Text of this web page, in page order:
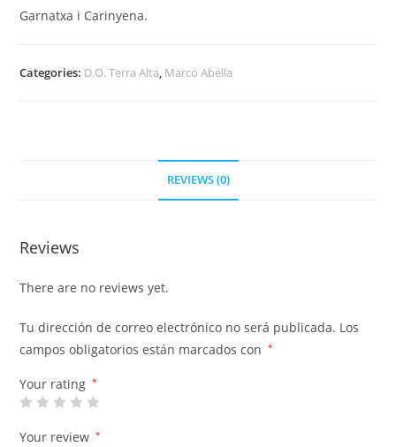
Garnatxa i Carinyena.
Categories: D.O. Terra Alta, Marco Abella
REVIEWS (0)
Reviews
There are no reviews yet.
Tu dirección de correo electrónico no será publicada. Los
campos obligatorios están marcados con
*
Your rating *
Your review *